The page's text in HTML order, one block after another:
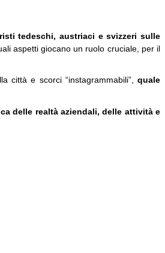
tedeschi, austriaci e svizzeri sulle
aspetti giocano un ruolo cruciale, per il
città e scorci “instagrammabili”, quale
delle realtà aziendali, delle attività e